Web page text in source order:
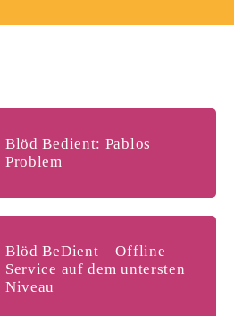
Blöd Bedient: Pablos
Problem
Blöd BeDient – Offline
Service auf dem untersten
Niveau